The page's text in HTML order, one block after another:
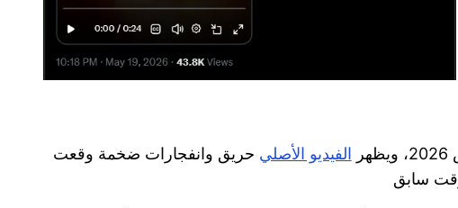
الفيديو الأصلي حريق وانفجارات ضخمة وقعت